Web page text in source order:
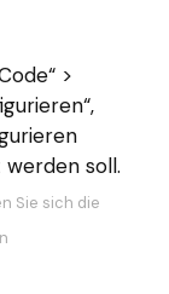
>
soll.
Sie sich die